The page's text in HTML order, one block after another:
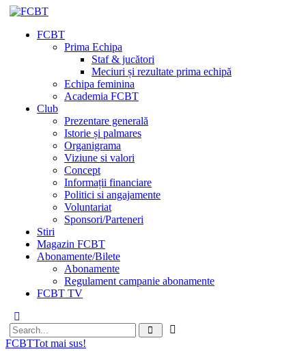
FCBT
Prima Echipa
Staf & jucători
Meciuri și rezultate prima echipă
Echipa feminina
Academia FCBT
Club
Prezentare generală
Istorie și palmares
Organigrama
Viziune si valori
Concept
Informații financiare
Politici si angajamente
Voluntariat
Sponsori/Parteneri
Stiri
Magazin FCBT
Abonamente/Bilete
Abonamente
Regulament campanie abonamente
FCBT TV
FCBTTot mai sus!